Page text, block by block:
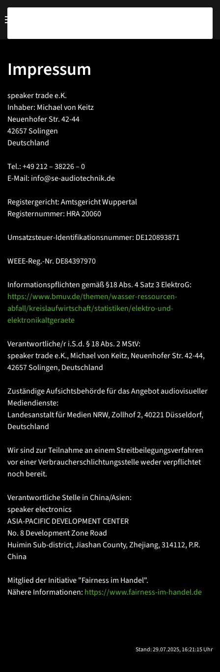
Impressum
speaker trade e.K.
Inhaber: Michael von Keitz
Neuenhofer Str. 42-44
42657 Solingen
Deutschland
Tel.: +49 212 – 38226 – 0
E-Mail: info@se-audiotechnik.de
Registergericht: Amtsgericht Wuppertal
Registernummer: HRA 20060
Umsatzsteuer-Identifikationsnummer: DE120893871
WEEE-Reg.-Nr. DE84397970
Informationspflichten gemäß §18 Abs. 4 Satz 3 ElektroG:
https://www.bmuv.de/themen/wasser-ressourcen-
abfall/kreislaufwirtschaft/statistiken/elektro-und-
elektronikaltgeraete
Verantwortliche/r i.S.d. § 18 Abs. 2 MStV:
speaker trade e.K., Michael von Keitz, Neuenhofer Str. 42-44,
42657 Solingen, Deutschland
Zuständige Aufsichtsbehörde für das Angebot audiovisueller
Mediendienste:
Landesanstalt für Medien NRW, Zollhof 2, 40221 Düsseldorf,
Deutschland
Wir sind zur Teilnahme an einem Streitbeilegungsverfahren
vor einer Verbraucherschlichtungsstelle weder verpflichtet
noch bereit.
Verantwortliche Stelle in China/Asien:
speaker electronics
ASIA-PACIFIC DEVELOPMENT CENTER
No. 8 Development Zone Road
Huimin Sub-district, Jiashan County, Zhejiang, 314112, P.R.
China
Mitglied der Initiative "Fairness im Handel".
Nähere Informationen: https://www.fairness-im-handel.de
Stand: 29.07.2025, 16:21:15 Uhr